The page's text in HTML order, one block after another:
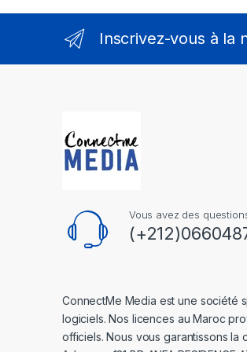
Inscrivez-vous à la
Vous avez des
ConnectMe Media est une société
logiciels. Nos licences au Maroc
officiels. Nous vous garantissons la